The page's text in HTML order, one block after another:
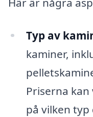
Typ av
kaminer,
Priserna
på vilken typ